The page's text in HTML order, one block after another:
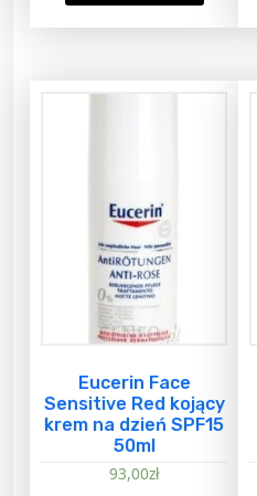
Eucerin Face
Sensitive Red kojący
krem na dzień SPF15
50ml
93,00zł